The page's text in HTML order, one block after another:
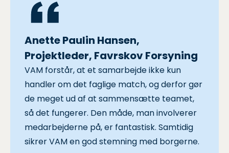
Anette Paulin Hansen,
Projektleder, Favrskov Forsyning
VAM forstår, at et samarbejde ikke kun
handler om det faglige match, og derfor gør
de meget ud af at sammensætte teamet,
så det fungerer. Den måde, man involverer
medarbejderne på, er fantastisk. Samtidig
sikrer VAM en god stemning med borgerne.